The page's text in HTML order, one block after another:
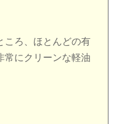
ころ、ほとんどの有
常にクリーンな軽油